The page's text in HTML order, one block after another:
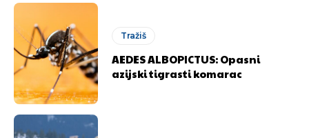
Tražiš
AEDES ALBOPICTUS: Opasni
azijski tigrasti komarac